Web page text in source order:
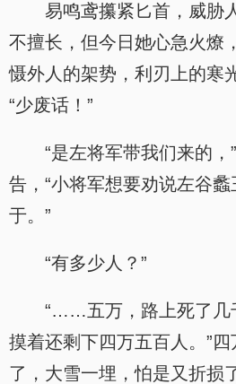
易鸣鸢攥紧匕首，威胁
不擅长，但今日她心急火燎
慑外人的架势，利刃上的寒
“少废话！”
“是左将军带我们来的，
告，“小将军想要劝说左谷
于。”
“有多少人？”
“……五万，路上死了几
摸着还剩下四万五百人。”
了，大雪一埋，怕是又折损